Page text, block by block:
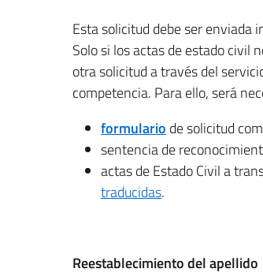
Esta solicitud debe ser enviada
Solo si los actas de estado civil
otra solicitud a través del
competencia. Para ello, será
formulario de solicitud
sentencia de
actas de Estado Civil a
traducidas.
Reestablecimiento del apellido